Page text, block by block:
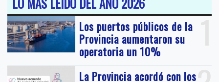
1
Los puertos públicos de la
Provincia aumentaron su
operatoria un 10%
La Provincia acordó con los